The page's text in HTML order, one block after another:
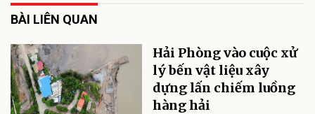
BÀI LIÊN QUAN
Hải Phòng vào cuộc xử
lý bến vật liệu xây
dựng lấn chiếm luồng
hàng hải